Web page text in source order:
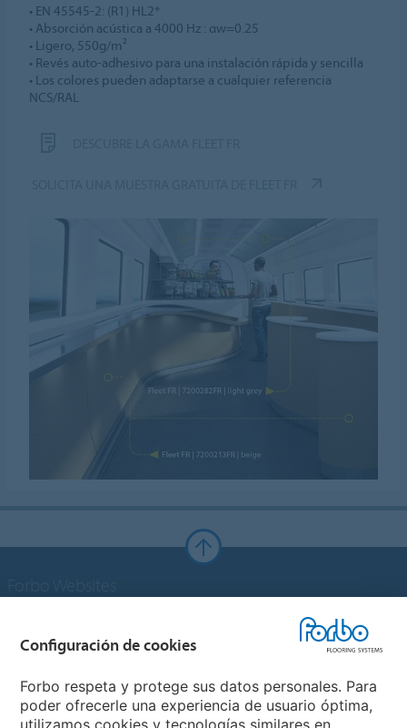
• EN 45545-2: (R1) HL2*
• Absorción acústica a 4000 Hz : αw=0.25
• Ligero, 550g/m²
• Revés auto-adhesivo para una instalación rápida y sencilla
• Los colores pueden adaptarse a cualquier referencia
NCS/RAL
Forbo Flooring Systems
Configuración de cookies
Forbo respeta y protege sus datos personales. Para
poder ofrecerle una experiencia de usuario óptima,
utilizamos cookies y tecnologías similares en